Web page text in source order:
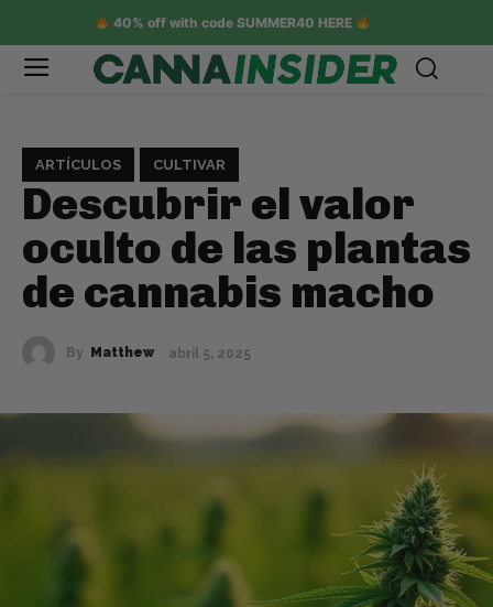
40% off with code SUMMER40 HERE
ARTÍCULOS CULTIVAR
Descubrir el valor
oculto de las plantas
de cannabis macho
By Matthew abril 5, 2025